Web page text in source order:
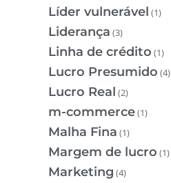
Líder vulnerável (1)
Liderança (3)
Linha de crédito (1)
Lucro Presumido (4)
Lucro Real (2)
m-commerce(1)
Malha Fina (1)
Margem de lucro (1)
Marketing (4)